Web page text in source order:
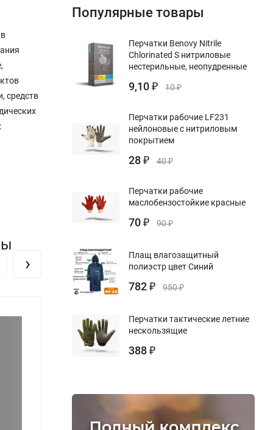
средств
›
Популярные товары
Перчатки Benovy Nitrile
Chlorinated S нитриловые
нестерильные, неопудренные
9,10 ₽ 10₽
Перчатки рабочие LF231
нейлоновые с нитриловым
покрытием
28 ₽ 40₽
Перчатки рабочие
маслобензостойкие красные
70 ₽ 90₽
Плащ влагозащитный
полиэстр цвет Синий
782 ₽ 950₽
Перчатки тактические летние
нескользящие
388 ₽